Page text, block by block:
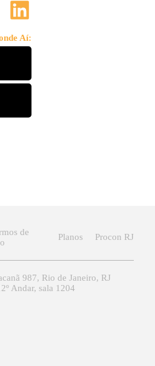
Aí:
de
Planos Procon RJ
987, Rio de Janeiro, RJ
Andar, sala 1204